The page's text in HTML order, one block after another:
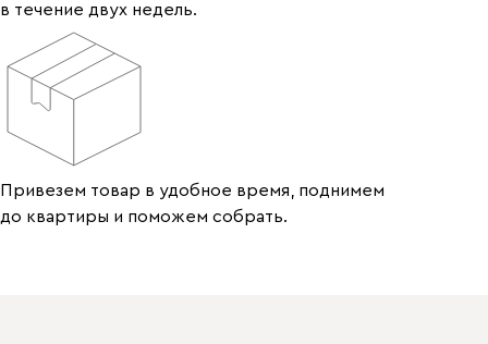
в течение двух недель.
Привезем товар в удобное время, поднимем
до квартиры и поможем собрать.